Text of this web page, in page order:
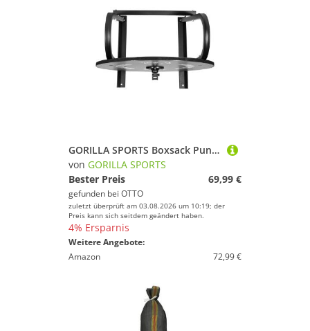
GORILLA SPORTS Boxsack Punchingball Aufhängung zur Wandbefestigung (1-tlg)
von GORILLA SPORTS
Bester Preis
69,99 €
gefunden bei OTTO
zuletzt überprüft am 03.08.2026 um 10:19; der
Preis kann sich seitdem geändert haben.
4% Ersparnis
Weitere Angebote:
Amazon
72,99 €